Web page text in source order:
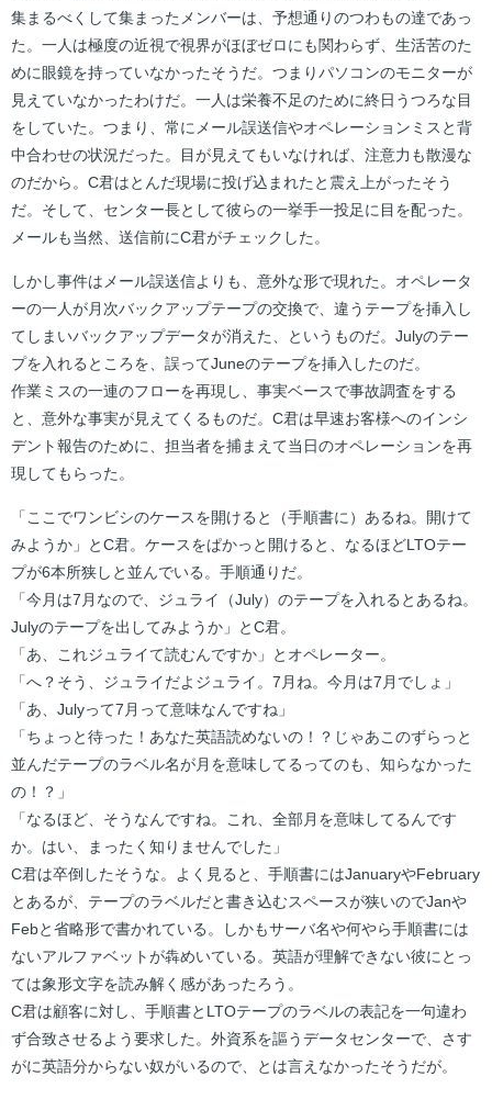
集まるべくして集まったメンバーは、予想通りのつわもの達であっ
た。一人は極度の近視で視界がほぼゼロにも関わらず、生活苦のた
めに眼鏡を持っていなかったそうだ。つまりパソコンのモニターが
見えていなかったわけだ。一人は栄養不足のために終日うつろな目
をしていた。つまり、常にメール誤送信やオペレーションミスと背
中合わせの状況だった。目が見えてもいなければ、注意力も散漫な
のだから。C君はとんだ現場に投げ込まれたと震え上がったそう
だ。そして、センター長として彼らの一挙手一投足に目を配った。
メールも当然、送信前にC君がチェックした。
しかし事件はメール誤送信よりも、意外な形で現れた。オペレータ
ーの一人が月次バックアップテープの交換で、違うテープを挿入し
てしまいバックアップデータが消えた、というものだ。Julyのテー
プを入れるところを、誤ってJuneのテープを挿入したのだ。
作業ミスの一連のフローを再現し、事実ベースで事故調査をする
と、意外な事実が見えてくるものだ。C君は早速お客様へのインシ
デント報告のために、担当者を捕まえて当日のオペレーションを再
現してもらった。
「ここでワンビシのケースを開けると（手順書に）あるね。開けて
みようか」とC君。ケースをぱかっと開けると、なるほどLTOテー
プが6本所狭しと並んでいる。手順通りだ。
「今月は7月なので、ジュライ（July）のテープを入れるとあるね。
Julyのテープを出してみようか」とC君。
「あ、これジュライて読むんですか」とオペレーター。
「へ？そう、ジュライだよジュライ。7月ね。今月は7月でしょ」
「あ、Julyって7月って意味なんですね」
「ちょっと待った！あなた英語読めないの！？じゃあこのずらっと
並んだテープのラベル名が月を意味してるってのも、知らなかった
の！？」
「なるほど、そうなんですね。これ、全部月を意味してるんです
か。はい、まったく知りませんでした」
C君は卒倒したそうな。よく見ると、手順書にはJanuaryやFebruary
とあるが、テープのラベルだと書き込むスペースが狭いのでJanや
Febと省略形で書かれている。しかもサーバ名や何やら手順書には
ないアルファベットが犇めいている。英語が理解できない彼にとっ
ては象形文字を読み解く感があったろう。
C君は顧客に対し、手順書とLTOテープのラベルの表記を一句違わ
ず合致させるよう要求した。外資系を謳うデータセンターで、さす
がに英語分からない奴がいるので、とは言えなかったそうだが。